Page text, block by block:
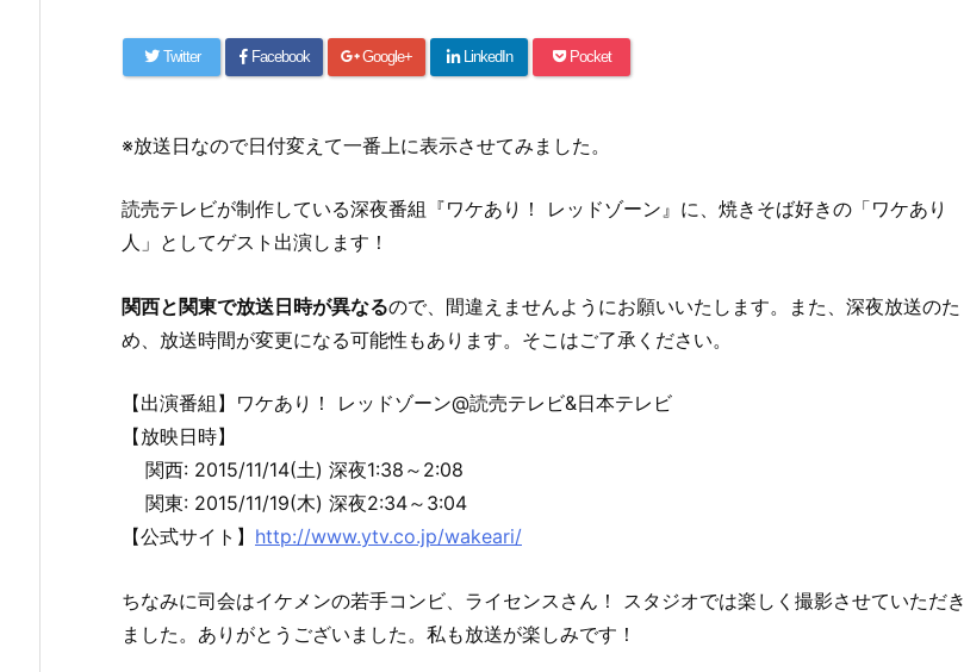
Twitter Facebook Google+ LinkedIn Pocket
※放送日なので日付変えて一番上に表示させてみました。
読売テレビが制作している深夜番組『ワケあり！ レッドゾーン』に、焼きそば好きの「ワケあり
人」としてゲスト出演します！
関西と関東で放送日時が異なるので、間違えませんようにお願いいたします。また、深夜放送のた
め、放送時間が変更になる可能性もあります。そこはご了承ください。
【出演番組】ワケあり！ レッドゾーン@読売テレビ&日本テレビ
【放映日時】
関西: 2015/11/14(土) 深夜1:38～2:08
関東: 2015/11/19(木) 深夜2:34～3:04
【公式サイト】 http://www.ytv.co.jp/wakeari/
ちなみに司会はイケメンの若手コンビ、ライセンスさん！ スタジオでは楽しく撮影させていただき
ました。ありがとうございました。私も放送が楽しみです！